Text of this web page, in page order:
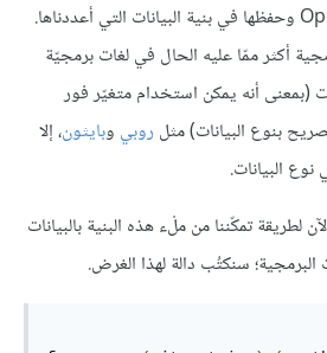
خدمة OpenWeatherMap وحفظها في بنية البيانات التي أعددناها.
أكثر ممّا عليه الحال في لغات برمجيّة
(بمعنى أنه يمكن استخدام متغيّر فور
بنوع البيانات) مثل روبي وبايثون، إلا
البيانات.
لطريقة تمكّننا من ملْء هذه البنية بالبيانات
البرمجية؛ سنكتُب دالة لهذا الغرض.